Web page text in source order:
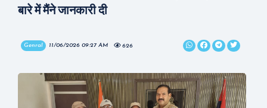
बारे में मैंने जानकारी दी
Genral 11/06/2026 09:27 AM 626